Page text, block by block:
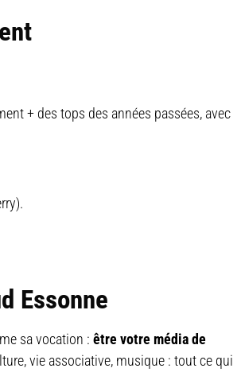
+ des tops des années passées, avec
Essonne
sa vocation : être votre média de
vie associative, musique : tout ce qui